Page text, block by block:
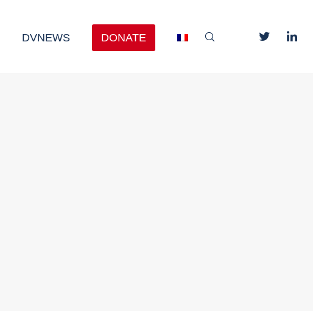
DVNEWS DONATE